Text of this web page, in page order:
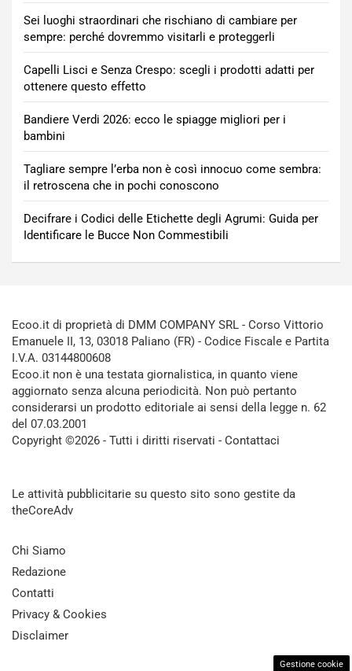
Sei luoghi straordinari che rischiano di cambiare per
sempre: perché dovremmo visitarli e proteggerli
Capelli Lisci e Senza Crespo: scegli i prodotti adatti per
ottenere questo effetto
Bandiere Verdi 2026: ecco le spiagge migliori per i
bambini
Tagliare sempre l’erba non è così innocuo come sembra:
il retroscena che in pochi conoscono
Decifrare i Codici delle Etichette degli Agrumi: Guida per
Identificare le Bucce Non Commestibili
Ecoo.it di proprietà di DMM COMPANY SRL - Corso Vittorio
Emanuele II, 13, 03018 Paliano (FR) - Codice Fiscale e Partita
I.V.A. 03144800608
Ecoo.it non è una testata giornalistica, in quanto viene
aggiornato senza alcuna periodicità. Non può pertanto
considerarsi un prodotto editoriale ai sensi della legge n. 62
del 07.03.2001
Copyright ©2026 - Tutti i diritti riservati - Contattaci
Le attività pubblicitarie su questo sito sono gestite da
theCoreAdv
Chi Siamo
Redazione
Contatti
Privacy & Cookies
Disclaimer
Gestione cookie